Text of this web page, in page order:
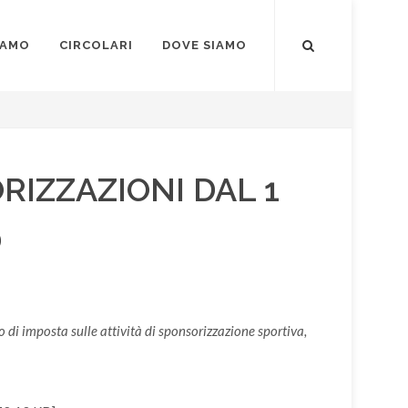
CIRCOLARI DOVE SIAMO
DAL 1
di imposta sulle attività di sponsorizzazione sportiva,